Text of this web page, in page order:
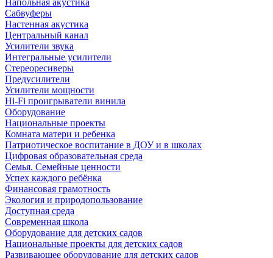
Напольная акустика
Сабвуферы
Настенная акустика
Центральный канал
Усилители звука
Интегральные усилители
Стереоресиверы
Предусилители
Усилители мощности
Hi-Fi проигрыватели винила
Оборудование
Национальные проекты
Комната матери и ребенка
Патриотическое воспитание в ДОУ и в школах
Цифровая образовательная среда
Семья. Семейные ценности
Успех каждого ребёнка
Финансовая грамотность
Экология и природопользование
Доступная среда
Современная школа
Оборудование для детских садов
Национальные проекты для детских садов
Развивающее оборудование для детских садов